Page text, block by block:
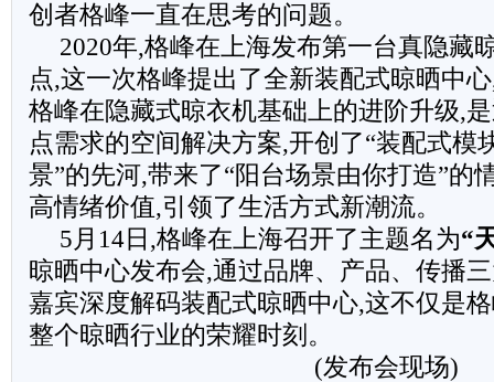
创者格峰一直在思考的问题。
2020年,格峰在上海发布第一台真隐藏
点,这一次格峰提出了全新装配式晾晒中
格峰在隐藏式晾衣机基础上的进阶升级,
点需求的空间解决方案,开创了“装配式模
景”的先河,带来了“阳台场景由你打造”的
高情绪价值,引领了生活方式新潮流。
5月14日,格峰在上海召开了主题名为“
晾晒中心发布会,通过品牌、产品、传播
嘉宾深度解码装配式晾晒中心,这不仅是
整个晾晒行业的荣耀时刻。
(发布会现场)